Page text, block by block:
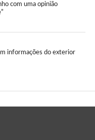
com uma opinião
informações do exterior